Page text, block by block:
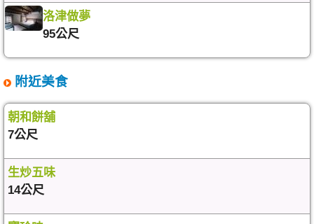
洛津做夢
95公尺
附近美食
朝和餅舖
7公尺
生炒五味
14公尺